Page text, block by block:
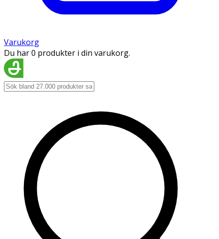
Varukorg
Du har 0 produkter i din varukorg.